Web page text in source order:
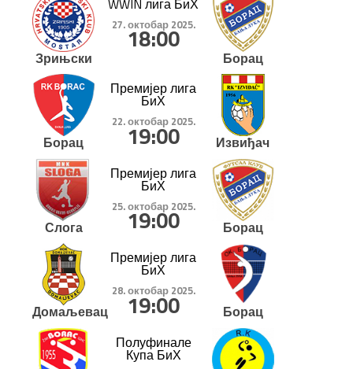
Зрињски
27. октобар 2025.
18:00
Борац
Борац
Премијер лига
БиХ
22. октобар 2025.
19:00 Извиђач
Слога
Премијер лига
БиХ
25. октобар 2025.
19:00 Борац
Домаљевац
Премијер лига
БиХ
28. октобар 2025.
19:00
Борац
Полуфинале
Купа БиХ